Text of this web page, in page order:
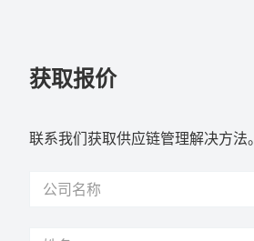
获取报价
联系我们获取供应链管理解决方法。